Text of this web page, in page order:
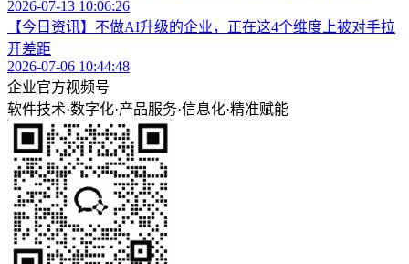
2026-07-13 10:06:26
【今日资讯】不做AI升级的企业，正在这4个维度上被对手拉
开差距
2026-07-06 10:44:48
企业官方视频号
软件技术·数字化·产品服务·信息化·精准赋能